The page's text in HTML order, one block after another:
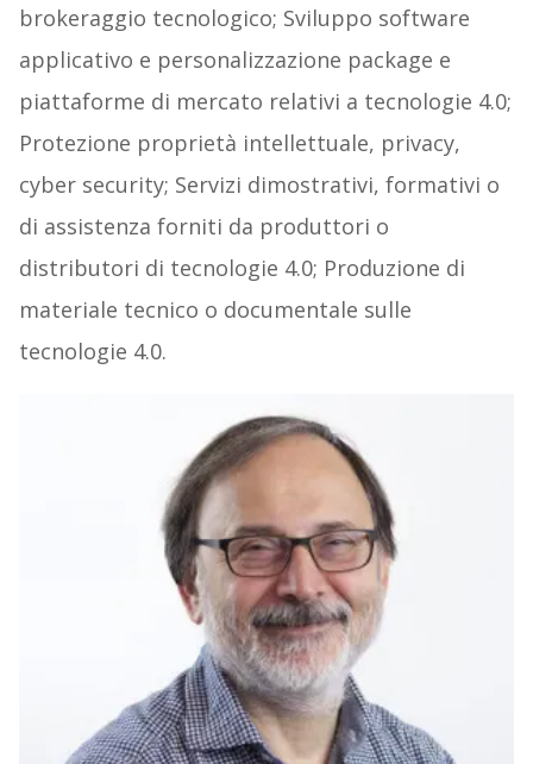
brokeraggio tecnologico; Sviluppo software
applicativo e personalizzazione package e
piattaforme di mercato relativi a tecnologie 4.0;
Protezione proprietà intellettuale, privacy,
cyber security; Servizi dimostrativi, formativi o
di assistenza forniti da produttori o
distributori di tecnologie 4.0; Produzione di
materiale tecnico o documentale sulle
tecnologie 4.0.